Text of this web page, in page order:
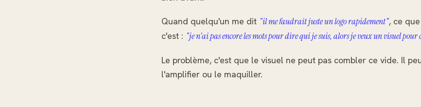
Quand quelqu'un me dit "il me faudrait juste un logo rapidement", ce
c'est : "je n'ai pas encore les mots pour dire qui je suis, alors je veux un visuel pour
Le problème, c'est que le visuel ne peut pas combler ce vide. Il
l'amplifier ou le maquiller.